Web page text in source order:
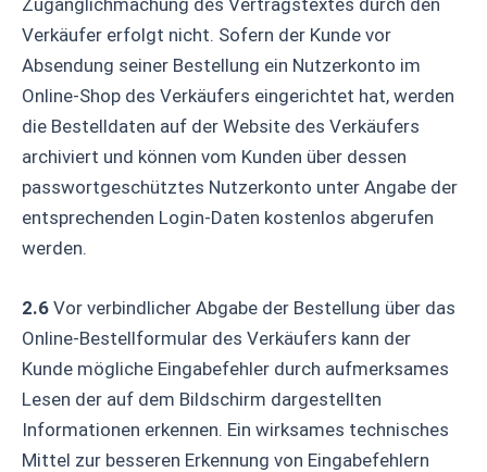
Verkäufer erfolgt nicht. Sofern der Kunde vor
Absendung seiner Bestellung ein Nutzerkonto im
Online-Shop des Verkäufers eingerichtet hat, werden
die Bestelldaten auf der Website des Verkäufers
archiviert und können vom Kunden über dessen
passwortgeschütztes Nutzerkonto unter Angabe der
entsprechenden Login-Daten kostenlos abgerufen
werden.
2.6 Vor verbindlicher Abgabe der Bestellung über das
Online-Bestellformular des Verkäufers kann der
Kunde mögliche Eingabefehler durch aufmerksames
Lesen der auf dem Bildschirm dargestellten
Informationen erkennen. Ein wirksames technisches
Mittel zur besseren Erkennung von Eingabefehlern